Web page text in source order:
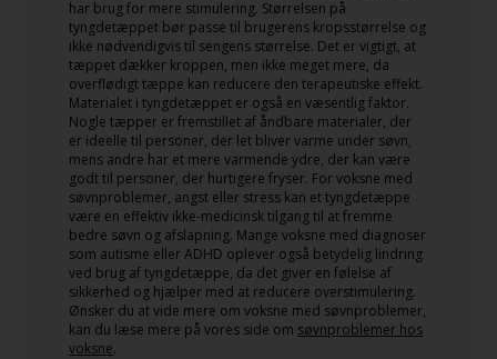
har brug for mere stimulering. Størrelsen på
tyngdetæppet bør passe til brugerens kropsstørrelse og
ikke nødvendigvis til sengens størrelse. Det er vigtigt, at
tæppet dækker kroppen, men ikke meget mere, da
overflødigt tæppe kan reducere den terapeutiske effekt.
Materialet i tyngdetæppet er også en væsentlig faktor.
Nogle tæpper er fremstillet af åndbare materialer, der
er ideelle til personer, der let bliver varme under søvn,
mens andre har et mere varmende ydre, der kan være
godt til personer, der hurtigere fryser. For voksne med
søvnproblemer, angst eller stress kan et tyngdetæppe
være en effektiv ikke-medicinsk tilgang til at fremme
bedre søvn og afslapning. Mange voksne med diagnoser
som autisme eller ADHD oplever også betydelig lindring
ved brug af tyngdetæppe, da det giver en følelse af
sikkerhed og hjælper med at reducere overstimulering.
Ønsker du at vide mere om voksne med søvnproblemer,
kan du læse mere på vores side om søvnproblemer hos
voksne.